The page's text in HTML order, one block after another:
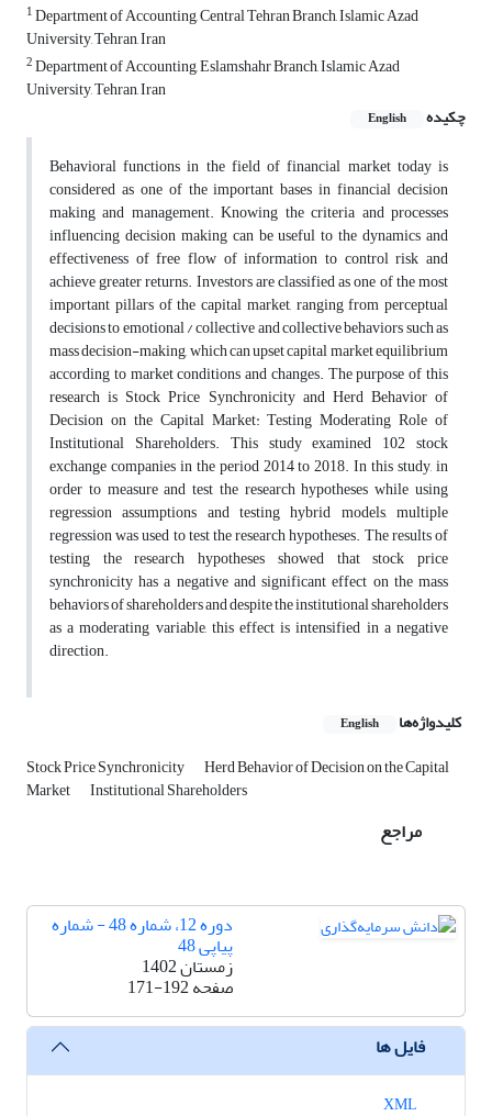
1Department of Accounting, Central Tehran Branch, Islamic Azad
University, Tehran, Iran
2Department of Accounting, Eslamshahr Branch, Islamic Azad
University, Tehran, Iran
چکیده
English
Behavioral functions in the field of financial market today is
considered as one of the important bases in financial decision
making and management. Knowing the criteria and processes
influencing decision making can be useful to the dynamics and
effectiveness of free flow of information to control risk and
achieve greater returns. Investors are classified as one of the most
important pillars of the capital market, ranging from perceptual
decisions to emotional / collective and collective behaviors such as
mass decision-making, which can upset capital market equilibrium
according to market conditions and changes. The purpose of this
research is Stock Price Synchronicity and Herd Behavior of
Decision on the Capital Market: Testing Moderating Role of
Institutional Shareholders. This study examined 102 stock
exchange companies in the period 2014 to 2018. In this study, in
order to measure and test the research hypotheses while using
regression assumptions and testing hybrid models, multiple
regression was used to test the research hypotheses. The results of
testing the research hypotheses showed that stock price
synchronicity has a negative and significant effect on the mass
behaviors of shareholders and despite the institutional shareholders
as a moderating variable, this effect is intensified in a negative
direction.
کلیدواژه‌ها English
Stock Price Synchronicity Herd Behavior of Decision on the Capital
Market Institutional Shareholders
مراجع
دوره 12، شماره 48 - شماره
پیاپی 48
زمستان 1402
صفحه171-192
فایل ها